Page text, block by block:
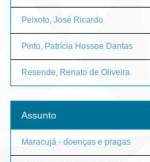
Peixoto, José Ricardo
Pinto, Patrícia Hossoe Dantas
Resende, Renato de Oliveira
Assunto
Maracujá - doenças e pragas